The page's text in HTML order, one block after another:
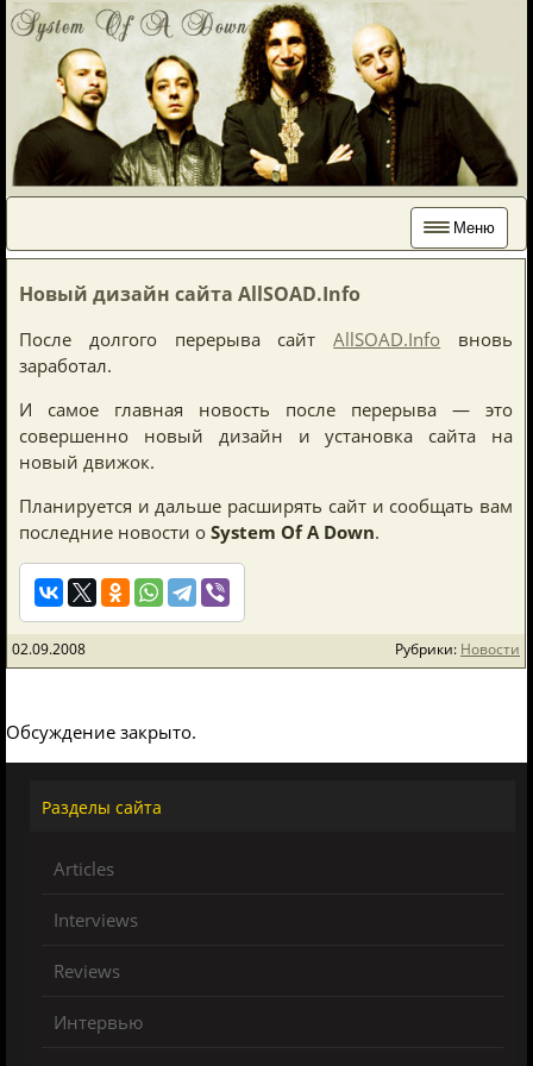
Меню
Новый дизайн сайта AllSOAD.Info
После долгого перерыва сайтAllSOAD.Info вновь
заработал.
И самое главная новость после перерыва — это
совершенно новый дизайн и установка сайта на
новый движок.
Планируется и дальше расширять сайт и сообщать вам
последние новости о System Of A Down.
02.09.2008 Рубрики: Новости
Обсуждение закрыто.
Разделы сайта
Articles
Interviews
Reviews
Интервью